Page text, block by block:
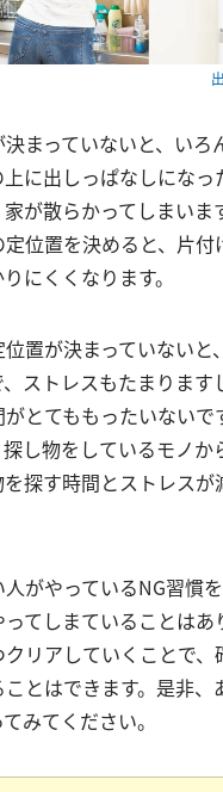
まっていないと、いろ
に出しっぱなしになっ
が散らかってしまいま
位置を決めると、片
にくくなります。
置が決まっていないと
ストレスもたまりま
とてももったいないで
し物をしているモノか
探す時間とストレスが
がやっているNG習慣
てしまていることはあ
リアしていくことで、
とはできます。是非、
みてください。